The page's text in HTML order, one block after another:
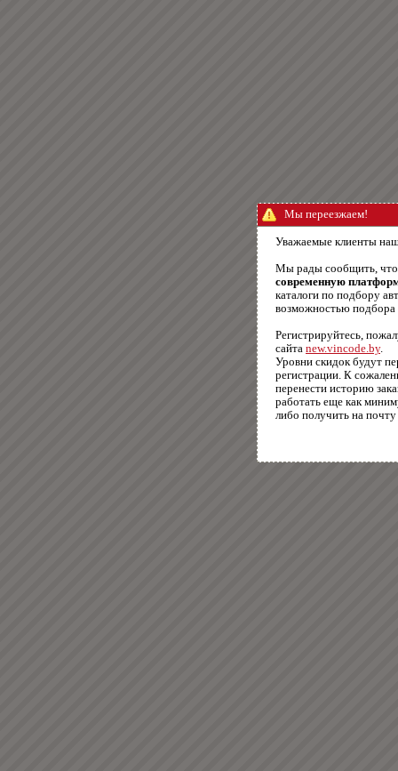
Мы переезжаем!
Уважаемые клиенты
Мы рады сообщить,
современную
каталоги по подбору
возможностью подбора
Регистрируйтесь,
сайта new.vincode.by.
Уровни скидок будут
регистрации. К
перенести историю
работать еще как
либо получить на